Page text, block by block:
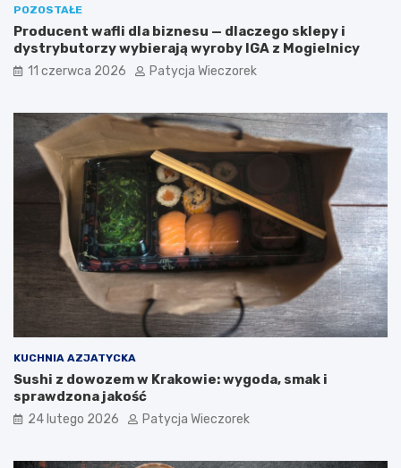
POZOSTAŁE
Producent wafli dla biznesu — dlaczego sklepy i
dystrybutorzy wybierają wyroby IGA z Mogielnicy
11 czerwca 2026 Patycja Wieczorek
KUCHNIA AZJATYCKA
Sushi z dowozem w Krakowie: wygoda, smak i
sprawdzona jakość
24 lutego 2026 Patycja Wieczorek